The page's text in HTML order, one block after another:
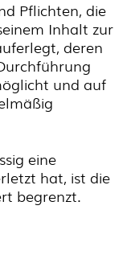
Pflichten, die
Inhalt zur
deren
und auf
eine
hat, ist die
begrenzt.